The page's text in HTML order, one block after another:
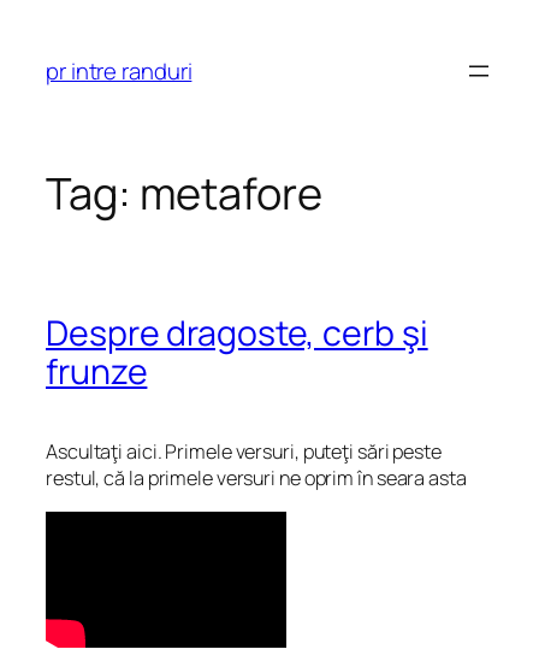
content
pr intre randuri
Tag: metafore
Despre dragoste, cerb şi
frunze
Ascultaţi aici. Primele versuri, puteţi sări peste
restul, că la primele versuri ne oprim în seara asta